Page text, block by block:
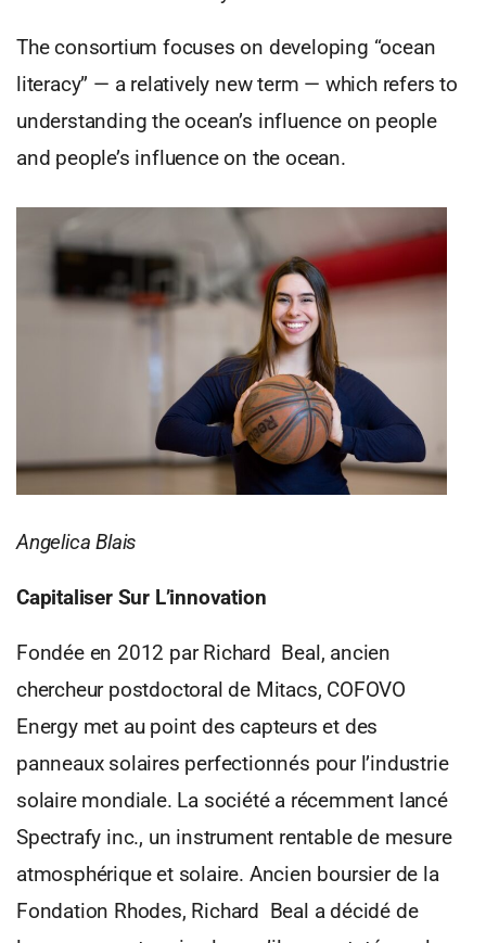
The consortium focuses on developing “ocean
literacy” — a relatively new term — which refers to
understanding the ocean’s influence on people
and people’s influence on the ocean.
Angelica Blais
Capitaliser Sur L’innovation
Fondée en 2012 par Richard Beal, ancien
chercheur postdoctoral de Mitacs, COFOVO
Energy met au point des capteurs et des
panneaux solaires perfectionnés pour l’industrie
solaire mondiale. La société a récemment lancé
Spectrafy inc., un instrument rentable de mesure
atmosphérique et solaire. Ancien boursier de la
Fondation Rhodes, Richard Beal a décidé de